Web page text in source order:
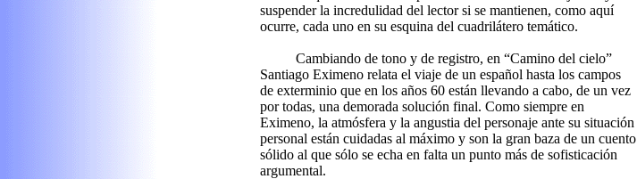
suspender la incredulidad del lector si se mantienen, como aquí
ocurre, cada uno en su esquina del cuadrilátero temático.
Cambiando de tono y de registro, en “Camino del cielo”
Santiago Eximeno relata el viaje de un español hasta los campos
de exterminio que en los años 60 están llevando a cabo, de un vez
por todas, una demorada solución final. Como siempre en
Eximeno, la atmósfera y la angustia del personaje ante su situación
personal están cuidadas al máximo y son la gran baza de un cuento
sólido al que sólo se echa en falta un punto más de sofisticación
argumental.